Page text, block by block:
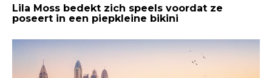
Lila Moss bedekt zich speels voordat ze
poseert in een piepkleine bikini